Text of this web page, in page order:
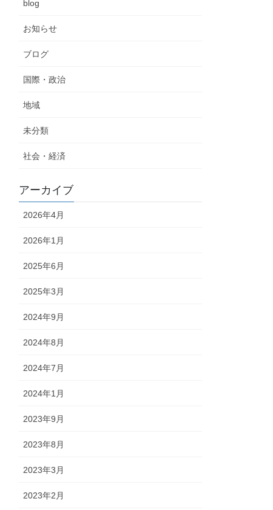
blog
お知らせ
ブログ
国際・政治
地域
未分類
社会・経済
アーカイブ
2026年4月
2026年1月
2025年6月
2025年3月
2024年9月
2024年8月
2024年7月
2024年1月
2023年9月
2023年8月
2023年3月
2023年2月